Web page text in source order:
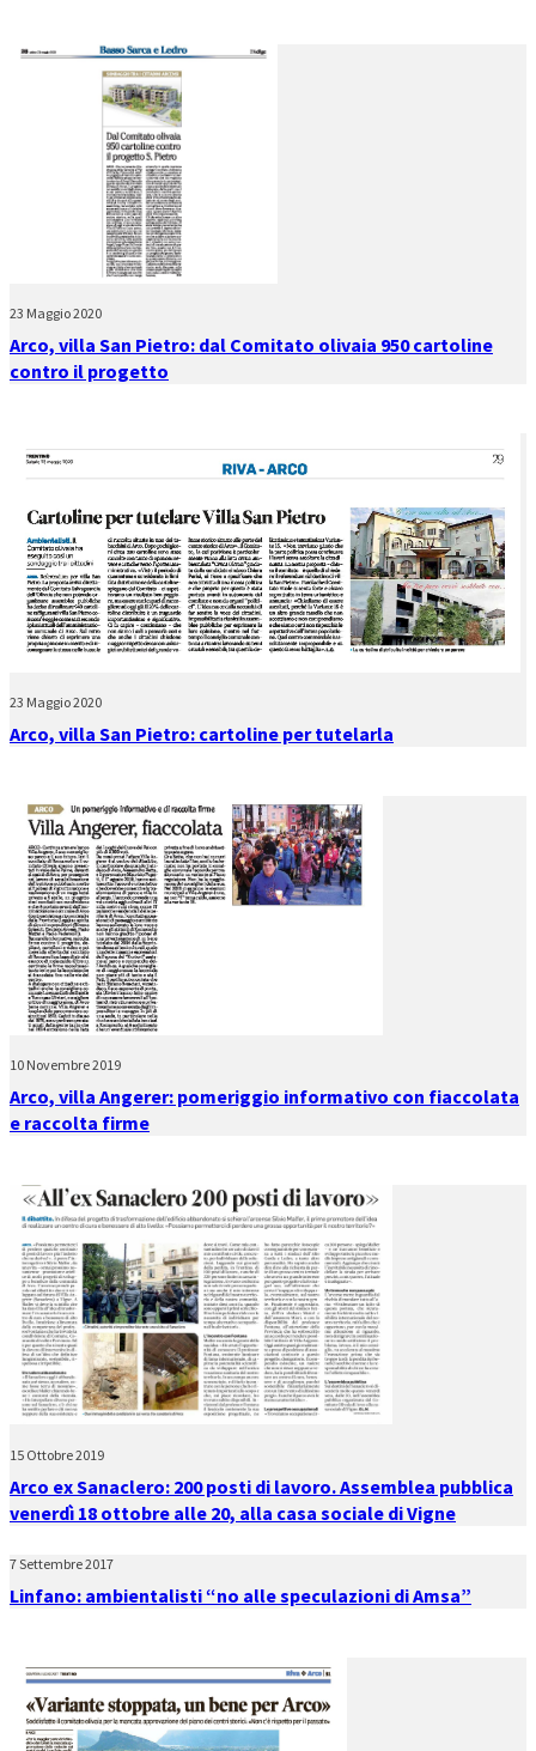
23 Maggio 2020
Arco, villa San Pietro: dal Comitato olivaia 950 cartoline
contro il progetto
23 Maggio 2020
Arco, villa San Pietro: cartoline per tutelarla
10 Novembre 2019
Arco, villa Angerer: pomeriggio informativo con fiaccolata
e raccolta firme
15 Ottobre 2019
Arco ex Sanaclero: 200 posti di lavoro. Assemblea pubblica
venerdì 18 ottobre alle 20, alla casa sociale di Vigne
7 Settembre 2017
Linfano: ambientalisti “no alle speculazioni di Amsa”